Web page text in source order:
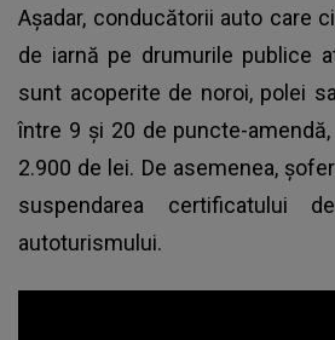
Așadar, conducătorii auto care
de iarnă pe drumurile publice
sunt acoperite de noroi, polei
între 9 și 20 de puncte-
2.900 de lei. De asemenea,
suspendarea certificatului
autoturismului.